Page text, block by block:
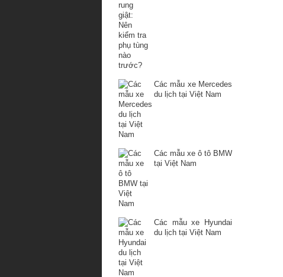
Các mẫu xe Mercedes
du lịch tại Việt Nam
Các mẫu xe ô tô BMW
tại Việt Nam
Các mẫu xe Hyundai
du lịch tại Việt Nam